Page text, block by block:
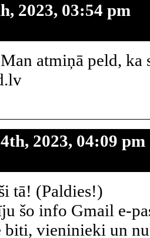
2023, 03:54 pm
atmiņā peld, ka
2023, 04:09 pm
tā! (Paldies!)
šo info Gmail e-
biti, vieninieki un